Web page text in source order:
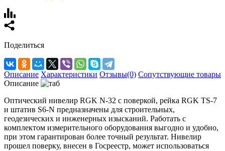
Поделиться
Описание Характеристики Отзывы(0) Сопутствующие товары
Описание
Оптический нивелир RGK N-32 с поверкой, рейка RGK TS-7
и штатив S6-N предназначены для строительных,
геодезических и инженерных изысканий. Работать с
комплектом измерительного оборудования выгодно и удобно,
при этом гарантирован более точный результат. Нивелир
прошел поверку, внесен в Госреестр, может использоваться